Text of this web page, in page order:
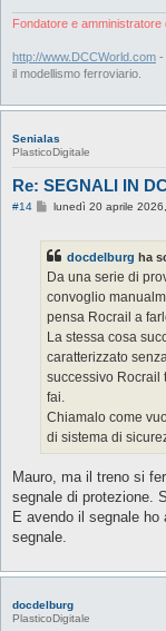
Fondatore e amministratore
http://www.DCCWorld.com -
il modellismo ferroviario.
Senialas
PlasticoDigitale
Re: SEGNALI IN
#14
M
a
g
g
i
o
lunedì 20 aprile
docdelburg ha
Da una serie di
convoglio
pensa Rocrail a
La stessa cosa
caratterizzato
successivo Rocrail
fai.
Chiamalo come
di sistema di
Mauro, ma il treno si
segnale di protezione.
E avendo il segnale
segnale.
docdelburg
PlasticoDigitale